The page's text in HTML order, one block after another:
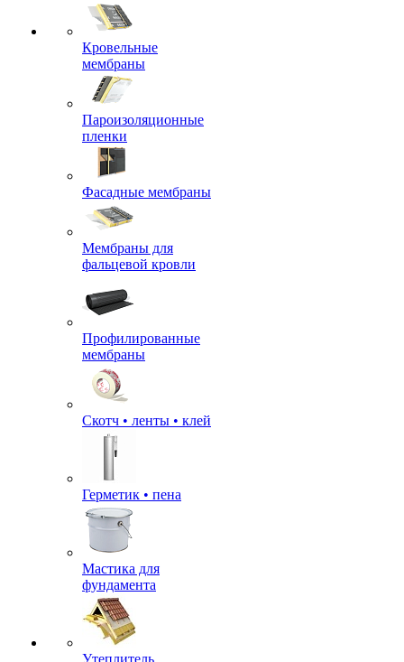
Кровельные
мембраны
Пароизоляционные
пленки
Фасадные мембраны
Мембраны для
фальцевой кровли
Профилированные
мембраны
Скотч • ленты • клей
Герметик • пена
Мастика для
фундамента
Утеплитель